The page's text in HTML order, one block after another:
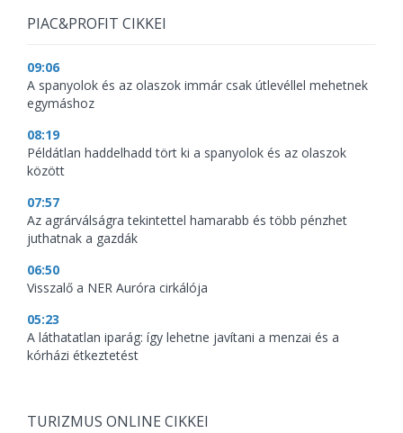
PIAC&PROFIT CIKKEI
09:06
A spanyolok és az olaszok immár csak útlevéllel mehetnek
egymáshoz
08:19
Példátlan haddelhadd tört ki a spanyolok és az olaszok
között
07:57
Az agrárválságra tekintettel hamarabb és több pénzhet
juthatnak a gazdák
06:50
Visszalő a NER Auróra cirkálója
05:23
A láthatatlan iparág: így lehetne javítani a menzai és a
kórházi étkeztetést
TURIZMUS ONLINE CIKKEI